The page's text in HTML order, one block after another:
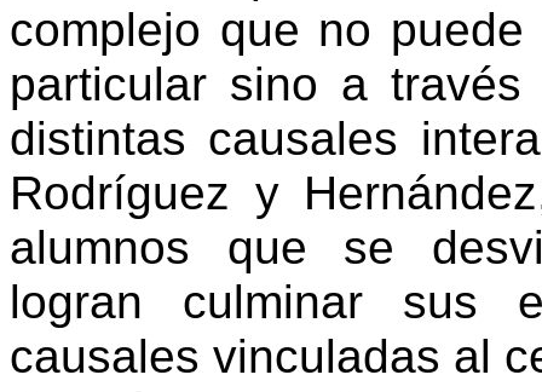
complejo que no
particular sino a
distintas causales
Rodríguez y
alumnos que se
logran culminar sus
causales vinculadas al